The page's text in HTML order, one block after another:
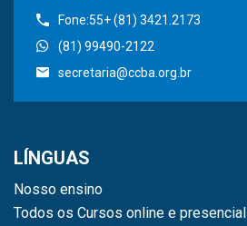
Fone:55+ (81) 3421.2173
(81) 99490-2122
secretaria@ccba.org.br
LÍNGUAS
Nosso ensino
Todos os Cursos online e presencial